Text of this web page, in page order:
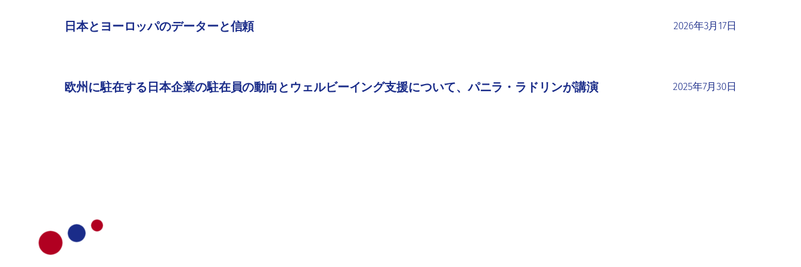
日本とヨーロッパのデーターと信頼 2026年3月17日
欧州に駐在する日本企業の駐在員の動向とウェルビーイング支援について、パニラ・ラドリンが講演 2025年7月30日